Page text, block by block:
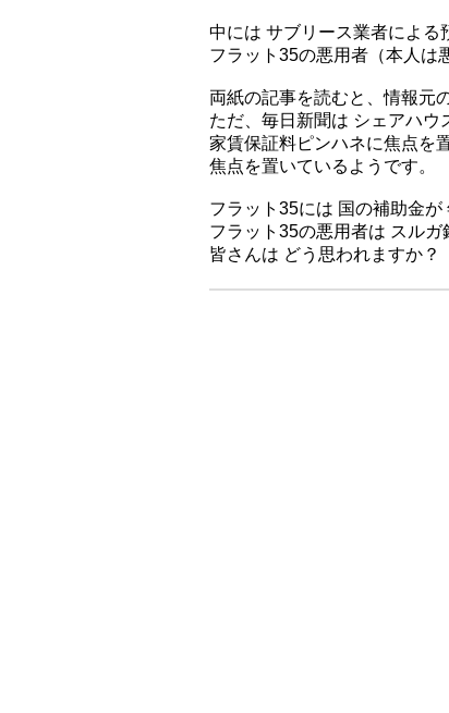
中には サブリース業者による
フラット35の悪用者（本人は
両紙の記事を読むと、情報元
ただ、毎日新聞は シェアハウ
家賃保証料ピンハネに焦点を
焦点を置いているようです。
フラット35には 国の補助金が
フラット35の悪用者は スルガ
皆さんは どう思われますか？